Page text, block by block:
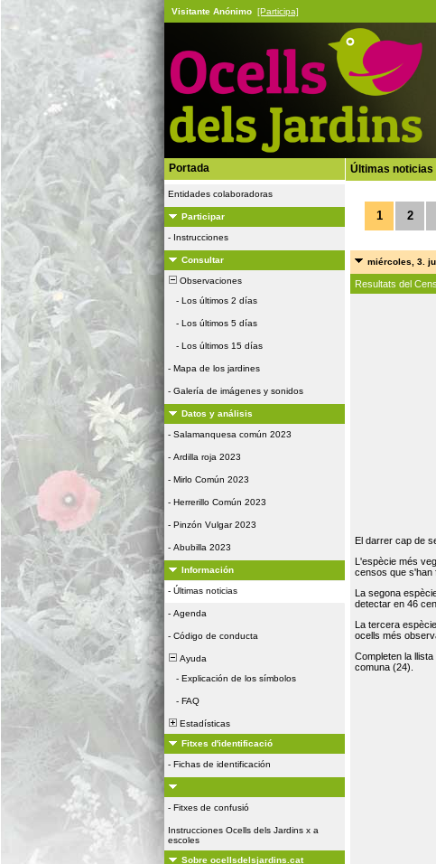
Visitante Anónimo [Participa]
Portada
Entidades colaboradoras
Participar
- Instrucciones
Consultar
Observaciones
- Los últimos 2 días
- Los últimos 5 días
- Los últimos 15 días
- Mapa de los jardines
- Galería de imágenes y sonidos
Datos y análisis
- Salamanquesa común 2023
- Ardilla roja 2023
- Mirlo Común 2023
- Herrerillo Común 2023
- Pinzón Vulgar 2023
- Abubilla 2023
Información
- Últimas noticias
- Agenda
- Código de conducta
Ayuda
- Explicación de los símbolos
- FAQ
Estadísticas
Fitxes d'identificació
- Fichas de identificación
- Fitxes de confusió
Instrucciones Ocells dels Jardins x a
escoles
Sobre ocellsdelsjardins.cat
Últimas noticias
1 2
miércoles, 3.
Resultats del
El darrer cap de
L'espècie més
censos que s'han
La segona
detectar en 46
La tercera
ocells més
Completen la
comuna (24).